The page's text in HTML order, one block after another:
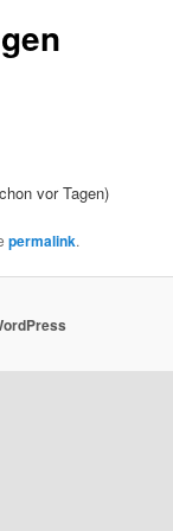
vor Tagen)
permalink.